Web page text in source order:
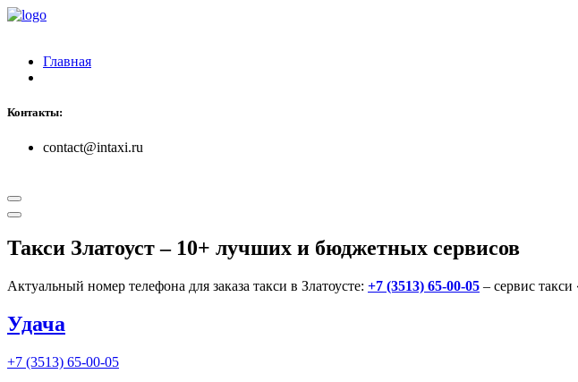
Главная
Контакты:
contact@intaxi.ru
Такси Златоуст– 10+ лучших и бюджетных сервисов
Актуальный номер телефона для заказа такси в Златоусте: +7 (3513) 65-00-05 – сервис
Удача
+7 (3513) 65-00-05